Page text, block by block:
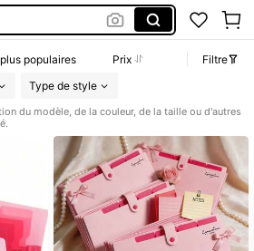
populaires Prix
Filtre
Type de style
du modèle, de la couleur, de la taille ou d'autres